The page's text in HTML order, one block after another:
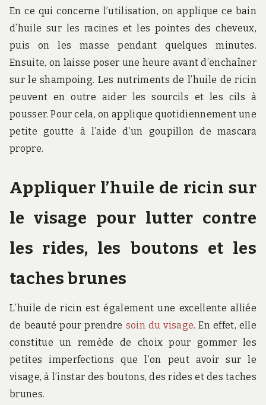
En ce qui concerne l’utilisation, on applique ce bain
d’huile sur les racines et les pointes des cheveux,
puis on les masse pendant quelques minutes.
Ensuite, on laisse poser une heure avant d’enchaîner
sur le shampoing. Les nutriments de l’huile de ricin
peuvent en outre aider les sourcils et les cils à
pousser. Pour cela, on applique quotidiennement une
petite goutte à l’aide d’un goupillon de mascara
propre.
Appliquer l’huile de ricin sur
le visage pour lutter contre
les rides, les boutons et les
taches brunes
L’huile de ricin est également une excellente alliée
de beauté pour prendre soin du visage. En effet, elle
constitue un remède de choix pour gommer les
petites imperfections que l’on peut avoir sur le
visage, à l’instar des boutons, des rides et des taches
brunes.